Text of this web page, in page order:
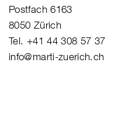
Postfach 6163
8050 Zürich
Tel. +41 44 308 57 37
info@marti-zuerich.ch